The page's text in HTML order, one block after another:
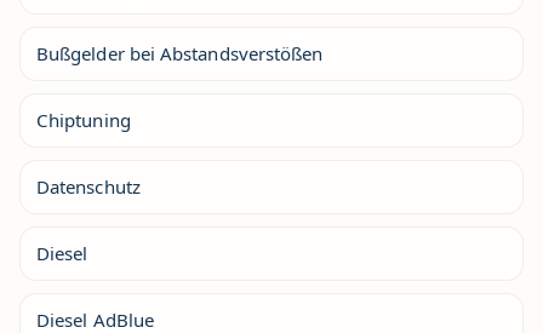
Bußgelder bei Abstandsverstößen
Chiptuning
Datenschutz
Diesel
Diesel AdBlue